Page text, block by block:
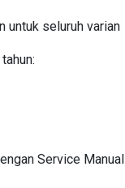
untuk seluruh varian
Service Manual